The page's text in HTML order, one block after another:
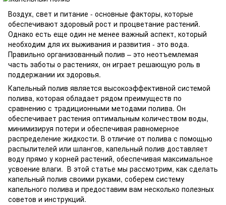
Воздух, свет и питание - основные факторы, которые
обеспечивают здоровый рост и процветание растений.
Однако есть еще один не менее важный аспект, который
необходим для их выживания и развития - это вода.
Правильно организованный полив – это неотъемлемая
часть заботы о растениях, он играет решающую роль в
поддержании их здоровья.
Капельный полив является высокоэффективной системой
полива, которая обладает рядом преимуществ по
сравнению с традиционными методами полива. Он
обеспечивает растения оптимальным количеством воды,
минимизируя потери и обеспечивая равномерное
распределение жидкости. В отличие от полива с помощью
распылителей или шлангов, капельный полив доставляет
воду прямо у корней растений, обеспечивая максимальное
усвоение влаги. В этой статье мы рассмотрим, как сделать
капельный полив своими руками, соберем систему
капельного полива и предоставим вам несколько полезных
советов и инструкций.